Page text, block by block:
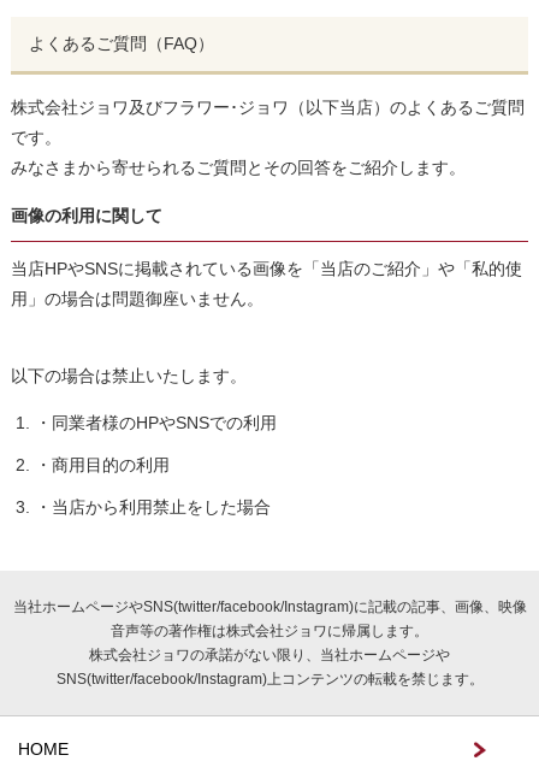
よくあるご質問（FAQ）
株式会社ジョワ及びフラワー･ジョワ（以下当店）のよくあるご質問
です。
みなさまから寄せられるご質問とその回答をご紹介します。
画像の利用に関して
当店HPやSNSに掲載されている画像を「当店のご紹介」や「私的使
用」の場合は問題御座いません。
以下の場合は禁止いたします。
・同業者様のHPやSNSでの利用
・商用目的の利用
・当店から利用禁止をした場合
当社ホームページやSNS(twitter/facebook/Instagram)に記載の記事、画像、映像
音声等の著作権は株式会社ジョワに帰属します。
株式会社ジョワの承諾がない限り、当社ホームページや
SNS(twitter/facebook/Instagram)上コンテンツの転載を禁じます。
HOME